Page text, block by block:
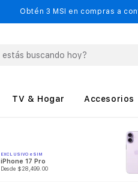
Obtén 3 MSI en compras a
TV & Hogar Accesorios
EXCLUSIVO eSIM
iPhone 17 Pro
Desde $28,499.00